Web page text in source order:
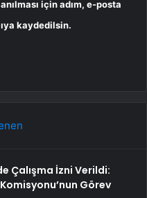
için adım, e-posta
kaydedilsin.
Çalışma İzni Verildi:
Görev